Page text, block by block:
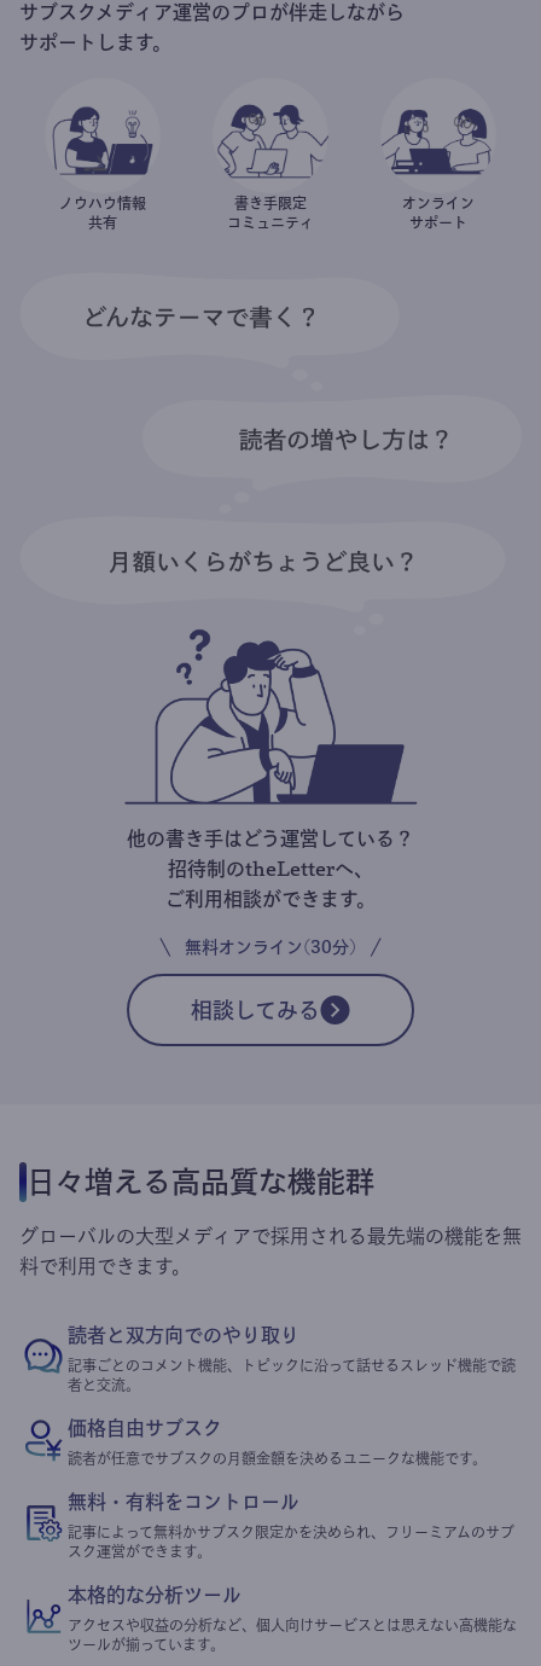
サブスクメディア運営のプロが伴走しながら
サポートします。
ノウハウ情報
共有
書き手限定
コミュニティ
オンライン
サポート
他の書き手はどう運営している？
招待制のtheLetterへ、
ご利用相談ができます。
無料オンライン(30分)
相談してみる
日々増える高品質な機能群
グローバルの大型メディアで採用される最先端の機能を無
料で利用できます。
読者と双方向でのやり取り
記事ごとのコメント機能、トピックに沿って話せるスレッド機能で読
者と交流。
価格自由サブスク
読者が任意でサブスクの月額金額を決めるユニークな機能です。
無料・有料をコントロール
記事によって無料かサブスク限定かを決められ、フリーミアムのサブ
スク運営ができます。
本格的な分析ツール
アクセスや収益の分析など、個人向けサービスとは思えない高機能な
ツールが揃っています。